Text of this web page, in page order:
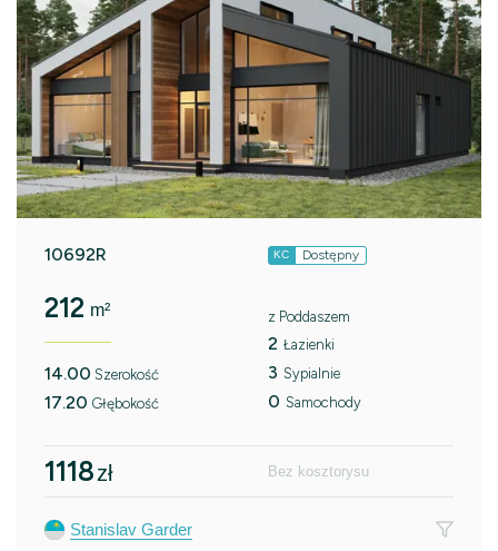
10692R KC Dostępny
212 m²
14.00 Szerokość
17.20 Głębokość
z Poddaszem
2 Łazienki
3 Sypialnie
0 Samochody
1118zł Bez kosztorysu
Stanislav Garder